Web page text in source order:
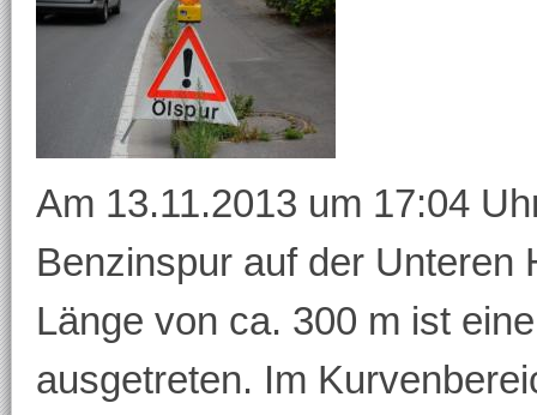
Am 13.11.2013 um 17:04
Benzinspur auf der Unteren
Länge von ca. 300 m ist
ausgetreten. Im